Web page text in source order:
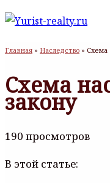
Главная » Наследство » Схема
Схема
закону
190 просмотров
В этой статье: